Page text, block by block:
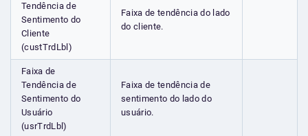
Tendência de
Sentimento do
Cliente
(custTrdLbl)
Faixa de tendência do lado
do cliente.
Faixa de
Tendência de
Sentimento do
Usuário
(usrTrdLbl)
Faixa de tendência de
sentimento do lado do
usuário.